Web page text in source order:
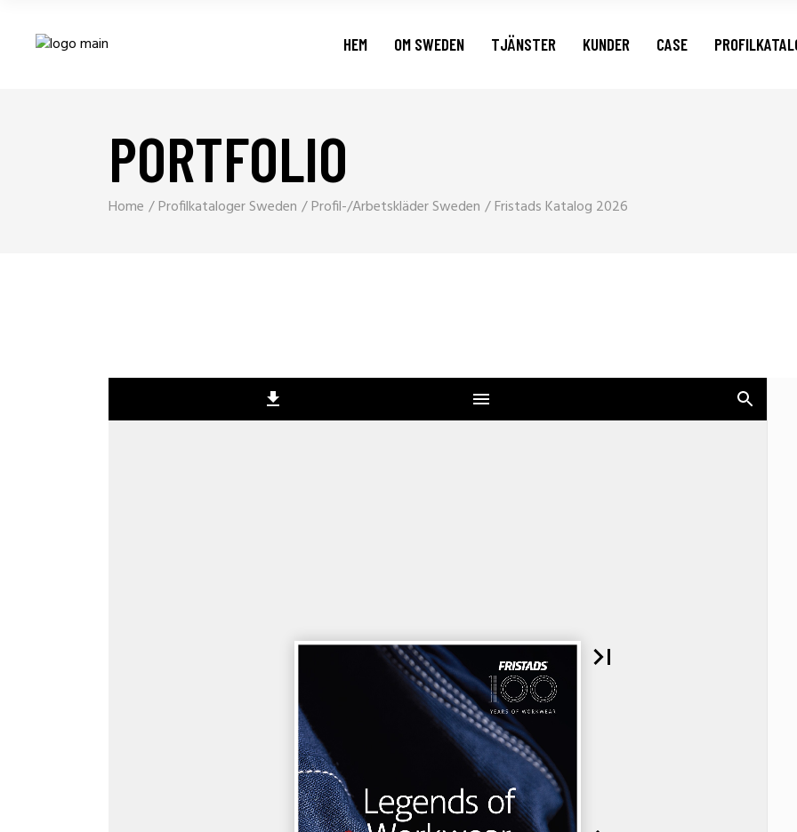
HEM OM SWEDEN TJÄNSTER KUNDER CASE
PORTFOLIO
Home Profilkataloger Sweden Profil-/Arbetskläder Sweden Fristads Katalog 2026